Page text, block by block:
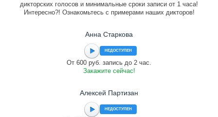
дикторских голосов и минимальные сроки записи от 1 часа!
Интересно?! Ознакомьтесь с примерами наших дикторов!
Анна Старкова
НЕДОСТУПЕН
От 600 руб. запись до 2 час.
Закажите сейчас!
Алексей Партизан
НЕДОСТУПЕН